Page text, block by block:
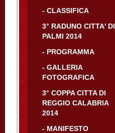
- CLASSIFICA
3° RADUNO CITTA' DI
PALMI 2014
- PROGRAMMA
- GALLERIA
FOTOGRAFICA
3° COPPA CITTA DI
REGGIO CALABRIA
2014
- MANIFESTO